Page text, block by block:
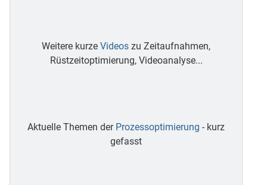
Weitere kurze Videos zu Zeitaufnahmen,
Rüstzeitoptimierung, Videoanalyse...
Aktuelle Themen der Prozessoptimierung - kurz
gefasst